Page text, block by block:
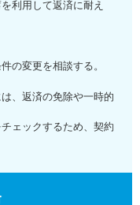
利用して返済に耐え
の変更を相談する。
、返済の免除や一時的
ェックするため、契約